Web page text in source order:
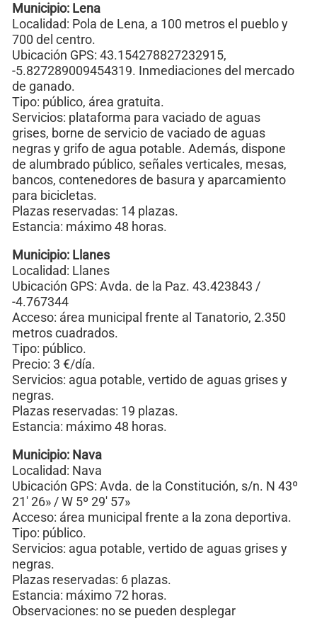
Municipio: Lena
Localidad: Pola de Lena, a 100 metros el pueblo y
700 del centro.
Ubicación GPS: 43.154278827232915,
-5.827289009454319. Inmediaciones del mercado
de ganado.
Tipo: público, área gratuita.
Servicios: plataforma para vaciado de aguas
grises, borne de servicio de vaciado de aguas
negras y grifo de agua potable. Además, dispone
de alumbrado público, señales verticales, mesas,
bancos, contenedores de basura y aparcamiento
para bicicletas.
Plazas reservadas: 14 plazas.
Estancia: máximo 48 horas.
Municipio: Llanes
Localidad: Llanes
Ubicación GPS: Avda. de la Paz. 43.423843 /
-4.767344
Acceso: área municipal frente al Tanatorio, 2.350
metros cuadrados.
Tipo: público.
Precio: 3 €/día.
Servicios: agua potable, vertido de aguas grises y
negras.
Plazas reservadas: 19 plazas.
Estancia: máximo 48 horas.
Municipio: Nava
Localidad: Nava
Ubicación GPS: Avda. de la Constitución, s/n. N 43º
21′ 26» / W 5º 29′ 57»
Acceso: área municipal frente a la zona deportiva.
Tipo: público.
Servicios: agua potable, vertido de aguas grises y
negras.
Plazas reservadas: 6 plazas.
Estancia: máximo 72 horas.
Observaciones: no se pueden desplegar